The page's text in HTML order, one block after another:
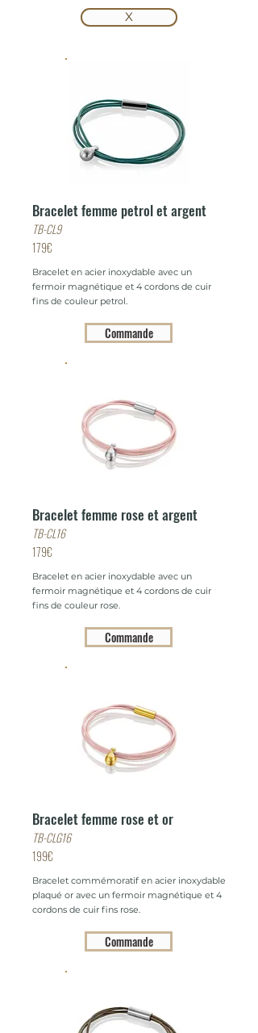
X
Bracelet femme petrol et argent
TB-CL9
179€
Bracelet en acier inoxydable avec un
fermoir magnétique et 4 cordons de cuir
fins de couleur petrol.
Commande
Bracelet femme rose et argent
TB-CL16
179€
Bracelet en acier inoxydable avec un
fermoir magnétique et 4 cordons de cuir
fins de couleur rose.
Commande
Bracelet femme rose et or
TB-CLG16
199€
Bracelet commémoratif en acier inoxydable
plaqué or avec un fermoir magnétique et 4
cordons de cuir fins rose.
Commande